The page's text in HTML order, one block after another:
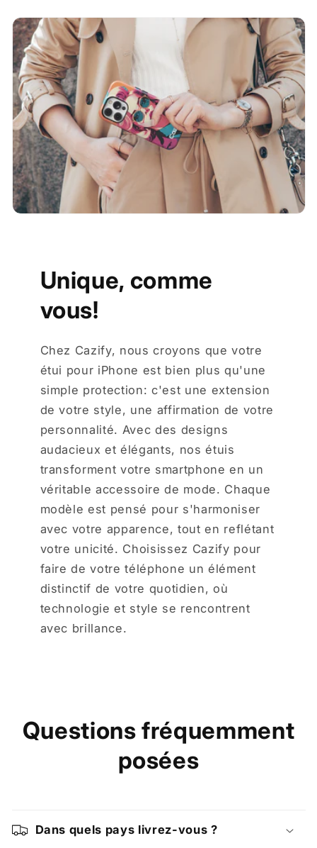
Unique, comme
vous!
Chez Cazify, nous croyons que votre
étui pour iPhone est bien plus qu'une
simple protection: c'est une extension
de votre style, une affirmation de votre
personnalité. Avec des designs
audacieux et élégants, nos étuis
transforment votre smartphone en un
véritable accessoire de mode. Chaque
modèle est pensé pour s'harmoniser
avec votre apparence, tout en reflétant
votre unicité. Choisissez Cazify pour
faire de votre téléphone un élément
distinctif de votre quotidien, où
technologie et style se rencontrent
avec brillance.
Questions fréquemment
posées
Dans quels pays livrez-vous ?